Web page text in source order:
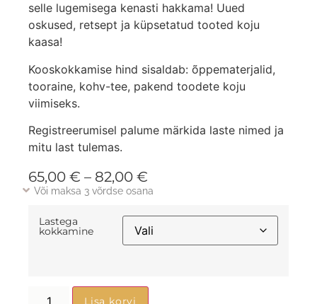
selle lugemisega kenasti hakkama! Uued
oskused, retsept ja küpsetatud tooted koju
kaasa!
Kooskokkamise hind sisaldab: õppematerjalid,
tooraine, kohv-tee, pakend toodete koju
viimiseks.
Registreerumisel palume märkida laste nimed ja
mitu last tulemas.
65,00 € – 82,00 €
Või maksa 3 võrdse osana
Lastega
kokkamine
Lisa korvi